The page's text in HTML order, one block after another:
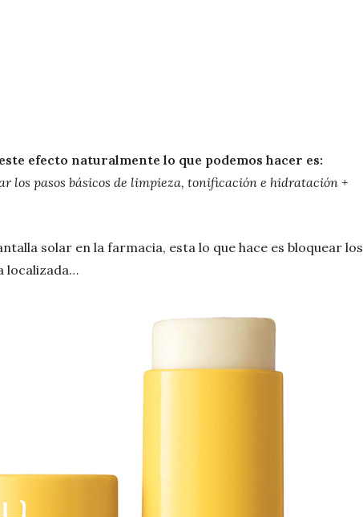
efecto naturalmente lo que podemos hacer es:
los pasos básicos de limpieza, tonificación e hidratación +
solar en la farmacia, esta lo que hace es bloquear los
localizada…